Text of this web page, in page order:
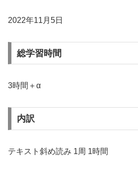
2022年11月5日
総学習時間
3時間＋α
内訳
テキスト斜め読み 1周 1時間